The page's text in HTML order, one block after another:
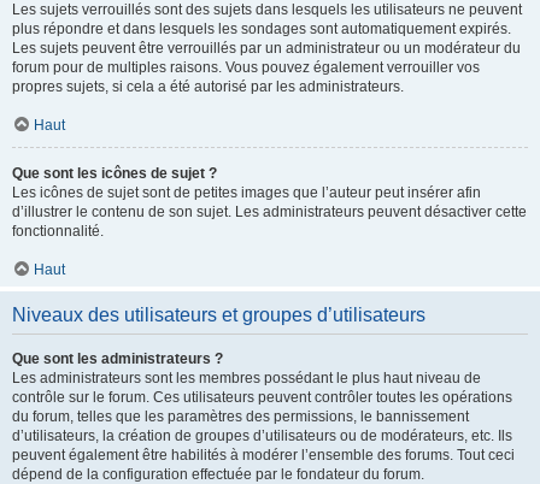
Les sujets verrouillés sont des sujets dans lesquels les utilisateurs ne peuvent
plus répondre et dans lesquels les sondages sont automatiquement expirés.
Les sujets peuvent être verrouillés par un administrateur ou un modérateur du
forum pour de multiples raisons. Vous pouvez également verrouiller vos
propres sujets, si cela a été autorisé par les administrateurs.
Haut
Que sont les icônes de sujet ?
Les icônes de sujet sont de petites images que l’auteur peut insérer afin
d’illustrer le contenu de son sujet. Les administrateurs peuvent désactiver cette
fonctionnalité.
Haut
Niveaux des utilisateurs et groupes d’utilisateurs
Que sont les administrateurs ?
Les administrateurs sont les membres possédant le plus haut niveau de
contrôle sur le forum. Ces utilisateurs peuvent contrôler toutes les opérations
du forum, telles que les paramètres des permissions, le bannissement
d’utilisateurs, la création de groupes d’utilisateurs ou de modérateurs, etc. Ils
peuvent également être habilités à modérer l’ensemble des forums. Tout ceci
dépend de la configuration effectuée par le fondateur du forum.